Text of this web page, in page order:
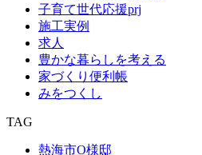
子育て世代応援prj
施工実例
求人
豊かな暮らしを考える
家づくり便利帳
みをつくし
TAG
熱海市O様邸